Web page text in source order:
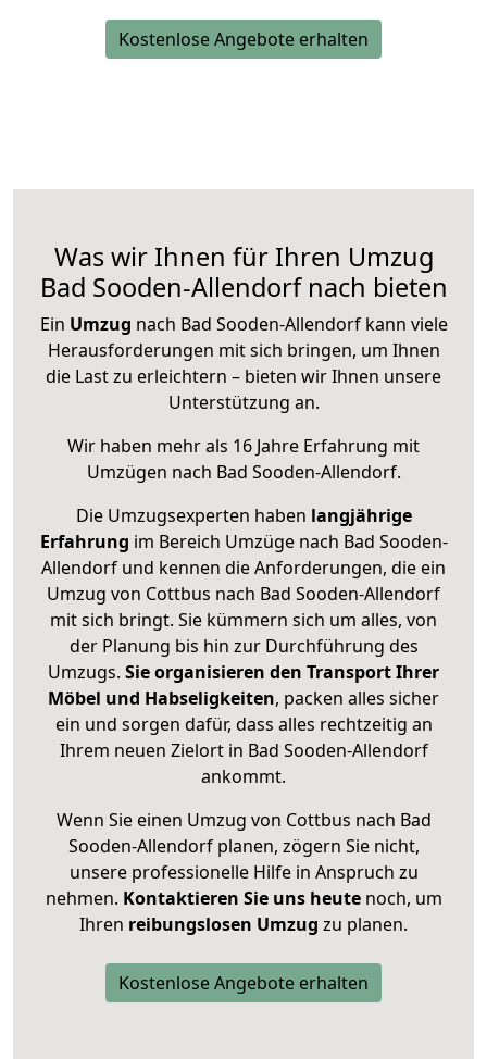
Kostenlose Angebote erhalten
Was wir Ihnen für Ihren Umzug
Bad Sooden-Allendorf nach bieten
Ein Umzug nach Bad Sooden-Allendorf kann viele
Herausforderungen mit sich bringen, um Ihnen
die Last zu erleichtern – bieten wir Ihnen unsere
Unterstützung an.
Wir haben mehr als 16 Jahre Erfahrung mit
Umzügen nach Bad Sooden-Allendorf.
Die Umzugsexperten haben langjährige
Erfahrung im Bereich Umzüge nach Bad Sooden-
Allendorf und kennen die Anforderungen, die ein
Umzug von Cottbus nach Bad Sooden-Allendorf
mit sich bringt. Sie kümmern sich um alles, von
der Planung bis hin zur Durchführung des
Umzugs. Sie organisieren den Transport Ihrer
Möbel und Habseligkeiten, packen alles sicher
ein und sorgen dafür, dass alles rechtzeitig an
Ihrem neuen Zielort in Bad Sooden-Allendorf
ankommt.
Wenn Sie einen Umzug von Cottbus nach Bad
Sooden-Allendorf planen, zögern Sie nicht,
unsere professionelle Hilfe in Anspruch zu
nehmen. Kontaktieren Sie uns heutenoch, um
Ihren reibungslosen Umzug zu planen.
Kostenlose Angebote erhalten